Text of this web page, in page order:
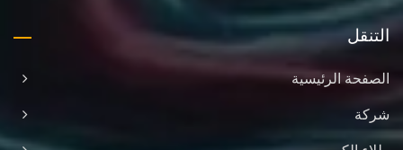
التنقل
الصفحة الرئيسية
شركة